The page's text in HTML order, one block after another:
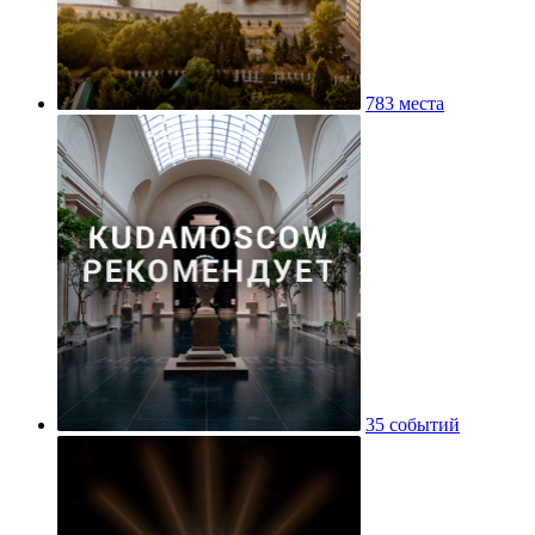
783 места
35 событий